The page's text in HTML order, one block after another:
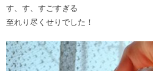
す、す、すごすぎる
至れり尽くせりでした！